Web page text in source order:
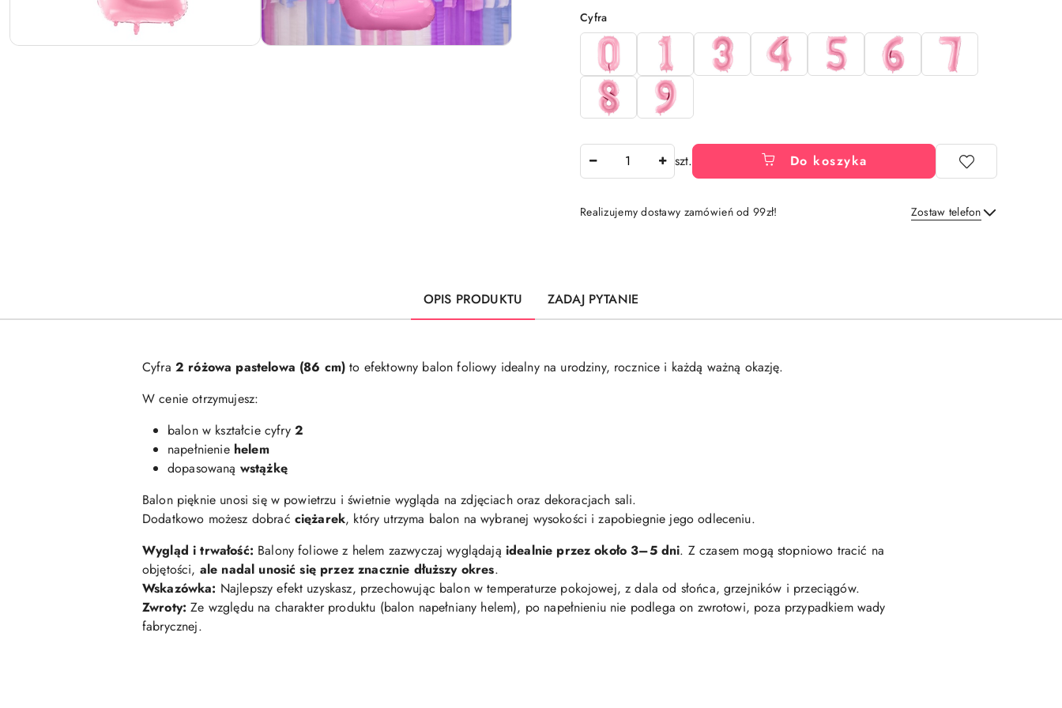
Wariant
Cyfra
szt. Do koszyka
Realizujemy dostawy zamówień od 99zł! Zostaw telefon
dostawa
OPIS PRODUKTU ZADAJ PYTANIE
Cyfra 2 różowa pastelowa (86 cm) to efektowny balon foliowy idealny na urodziny, rocznice i każdą ważną okazję.
W cenie otrzymujesz:
balon w kształcie cyfry2
napełnienie helem
dopasowaną wstążkę
Balon pięknie unosi się w powietrzu i świetnie wygląda na zdjęciach oraz dekoracjach sali.
Dodatkowo możesz dobrać ciężarek, który utrzyma balon na wybranej wysokości i zapobiegnie jego odleceniu.
Wygląd i trwałość: Balony foliowe z helem zazwyczaj wyglądają idealnie przez około 3–5 dni. Z czasem mogą stopniowo tracić na
objętości, ale nadal unosić się przez znacznie dłuższy okres.
Wskazówka: Najlepszy efekt uzyskasz, przechowując balon w temperaturze pokojowej, z dala od słońca, grzejników i przeciągów.
Zwroty: Ze względu na charakter produktu (balon napełniany helem), po napełnieniu nie podlega on zwrotowi, poza przypadkiem wady
fabrycznej.